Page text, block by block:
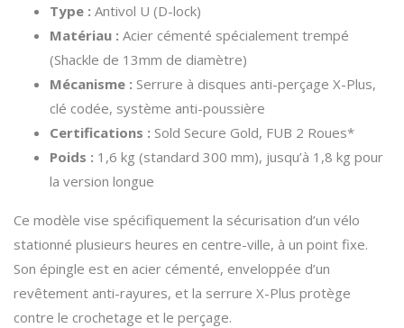
Type : Antivol U (D-lock)
Matériau : Acier cémenté spécialement trempé
(Shackle de 13mm de diamètre)
Mécanisme : Serrure à disques anti-perçage X-Plus,
clé codée, système anti-poussière
Certifications : Sold Secure Gold, FUB 2 Roues*
Poids : 1,6 kg (standard 300 mm), jusqu’à 1,8 kg pour
la version longue
Ce modèle vise spécifiquement la sécurisation d’un vélo
stationné plusieurs heures en centre-ville, à un point fixe.
Son épingle est en acier cémenté, enveloppée d’un
revêtement anti-rayures, et la serrure X-Plus protège
contre le crochetage et le perçage.